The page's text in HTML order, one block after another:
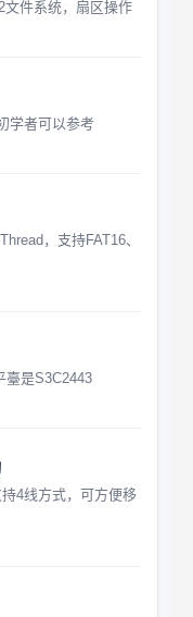
文件系统，扇区操作
学者可以参考
，支持FAT16、
臺是S3C2443
4线方式，可方便移